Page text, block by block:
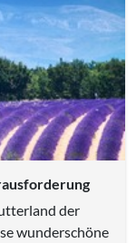
der
wunderschöne